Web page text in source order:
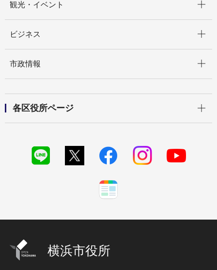
観光・イベント
ビジネス
市政情報
各区役所ページ
横浜市役所